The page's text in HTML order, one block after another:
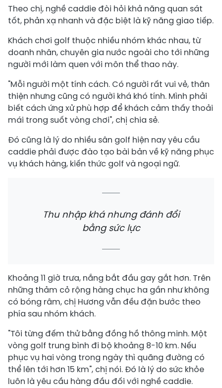
Theo chị, nghề caddie đòi hỏi khả năng quan sát
tốt, phản xạ nhanh và đặc biệt là kỹ năng giao tiếp.
Khách chơi golf thuộc nhiều nhóm khác nhau, từ
doanh nhân, chuyên gia nước ngoài cho tới những
người mới làm quen với môn thể thao này.
"Mỗi người một tính cách. Có người rất vui vẻ, thân
thiện nhưng cũng có người khá khó tính. Mình phải
biết cách ứng xử phù hợp để khách cảm thấy thoải
mái trong suốt vòng chơi", chị chia sẻ.
Đó cũng là lý do nhiều sân golf hiện nay yêu cầu
caddie phải được đào tạo bài bản về kỹ năng phục
vụ khách hàng, kiến thức golf và ngoại ngữ.
Thu nhập khá nhưng đánh đổi
bằng sức lực
Khoảng 11 giờ trưa, nắng bắt đầu gay gắt hơn. Trên
những thảm cỏ rộng hàng chục ha gần như không
có bóng râm, chị Hương vẫn đều đặn bước theo
phía sau nhóm khách.
"Tôi từng đếm thử bằng đồng hồ thông minh. Một
vòng golf trung bình đi bộ khoảng 8-10 km. Nếu
phục vụ hai vòng trong ngày thì quãng đường có
thể lên tới hơn 15 km", chị nói. Đó là lý do sức khỏe
luôn là yêu cầu hàng đầu đối với nghề caddie.